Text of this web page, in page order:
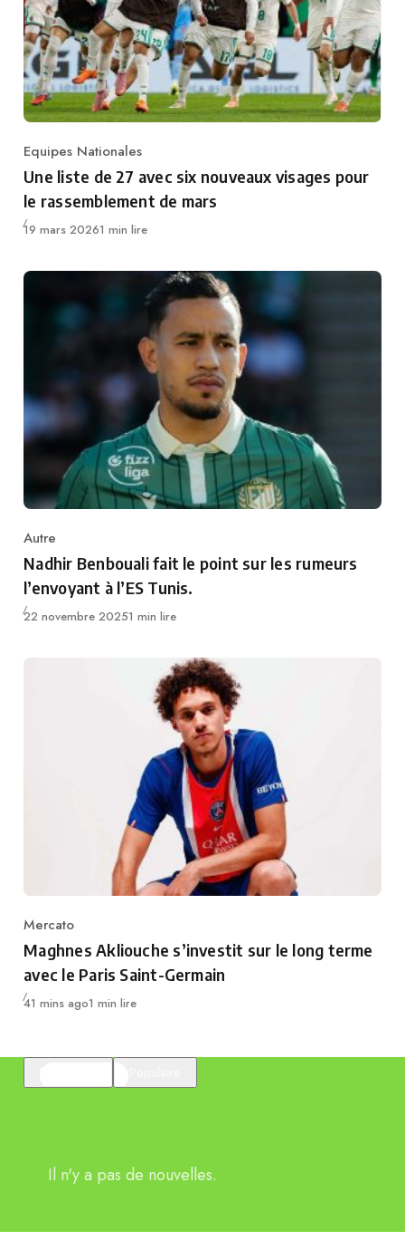
Category
Equipes Nationales
Une liste de 27 avec six nouveaux visages pour
le rassemblement de mars
Publié
19 mars 20261 min lire
Category
Autre
Nadhir Benbouali fait le point sur les rumeurs
l’envoyant à l’ES Tunis.
Publié
22 novembre 20251 min lire
Category
Mercato
Maghnes Akliouche s’investit sur le long terme
avec le Paris Saint-Germain
Publié
41 mins ago1 min lire
Il n'y a pas de nouvelles.